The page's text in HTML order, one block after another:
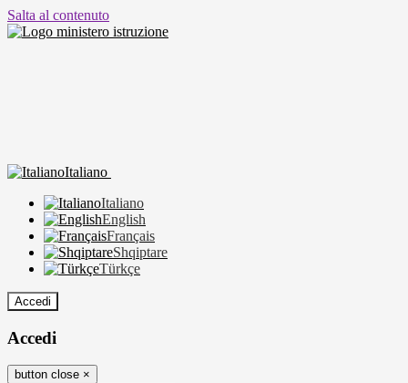
Salta al contenuto
Italiano
Italiano
English
Français
Shqiptare
Türkçe
Accedi
Accedi
button close ×